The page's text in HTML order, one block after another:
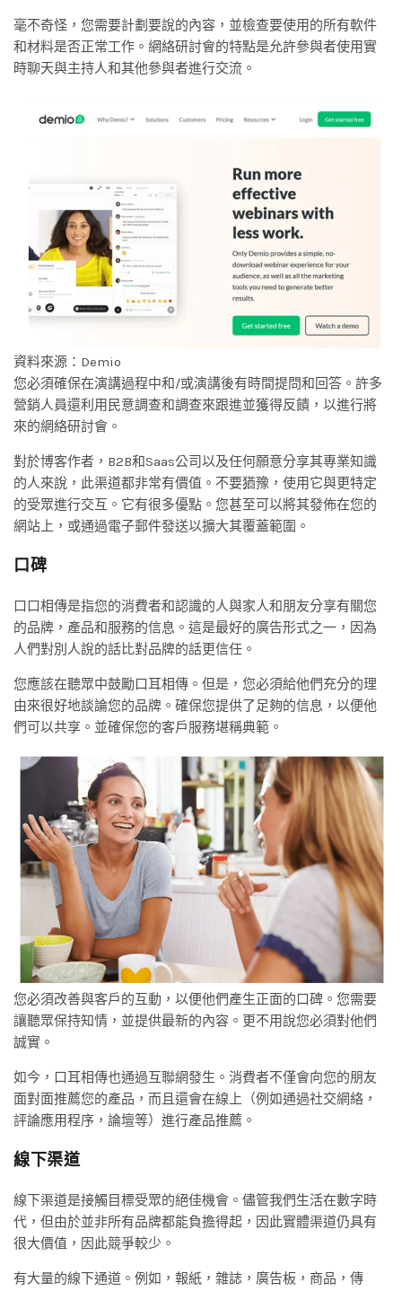
毫不奇怪，您需要計劃要說的內容，並檢查要使用的所有軟件
和材料是否正常工作。網絡研討會的特點是允許參與者使用實
時聊天與主持人和其他參與者進行交流。
資料來源：Demio
您必須確保在演講過程中和/或演講後有時間提問和回答。許多
營銷人員還利用民意調查和調查來跟進並獲得反饋，以進行將
來的網絡研討會。
對於博客作者，B2B和Saas公司以及任何願意分享其專業知識
的人來說，此渠道都非常有價值。不要猶豫，使用它與更特定
的受眾進行交互。它有很多優點。您甚至可以將其發佈在您的
網站上，或通過電子郵件發送以擴大其覆蓋範圍。
口碑
口口相傳是指您的消費者和認識的人與家人和朋友分享有關您
的品牌，產品和服務的信息。這是最好的廣告形式之一，因為
人們對別人說的話比對品牌的話更信任。
您應該在聽眾中鼓勵口耳相傳。但是，您必須給他們充分的理
由來很好地談論您的品牌。確保您提供了足夠的信息，以便他
們可以共享。並確保您的客戶服務堪稱典範。
您必須改善與客戶的互動，以便他們產生正面的口碑。您需要
讓聽眾保持知情，並提供最新的內容。更不用說您必須對他們
誠實。
如今，口耳相傳也通過互聯網發生。消費者不僅會向您的朋友
面對面推薦您的產品，而且還會在線上（例如通過社交網絡，
評論應用程序，論壇等）進行產品推薦。
線下渠道
線下渠道是接觸目標受眾的絕佳機會。儘管我們生活在數字時
代，但由於並非所有品牌都能負擔得起，因此實體渠道仍具有
很大價值，因此競爭較少。
有大量的線下通道。例如，報紙，雜誌，廣告板，商品，傳